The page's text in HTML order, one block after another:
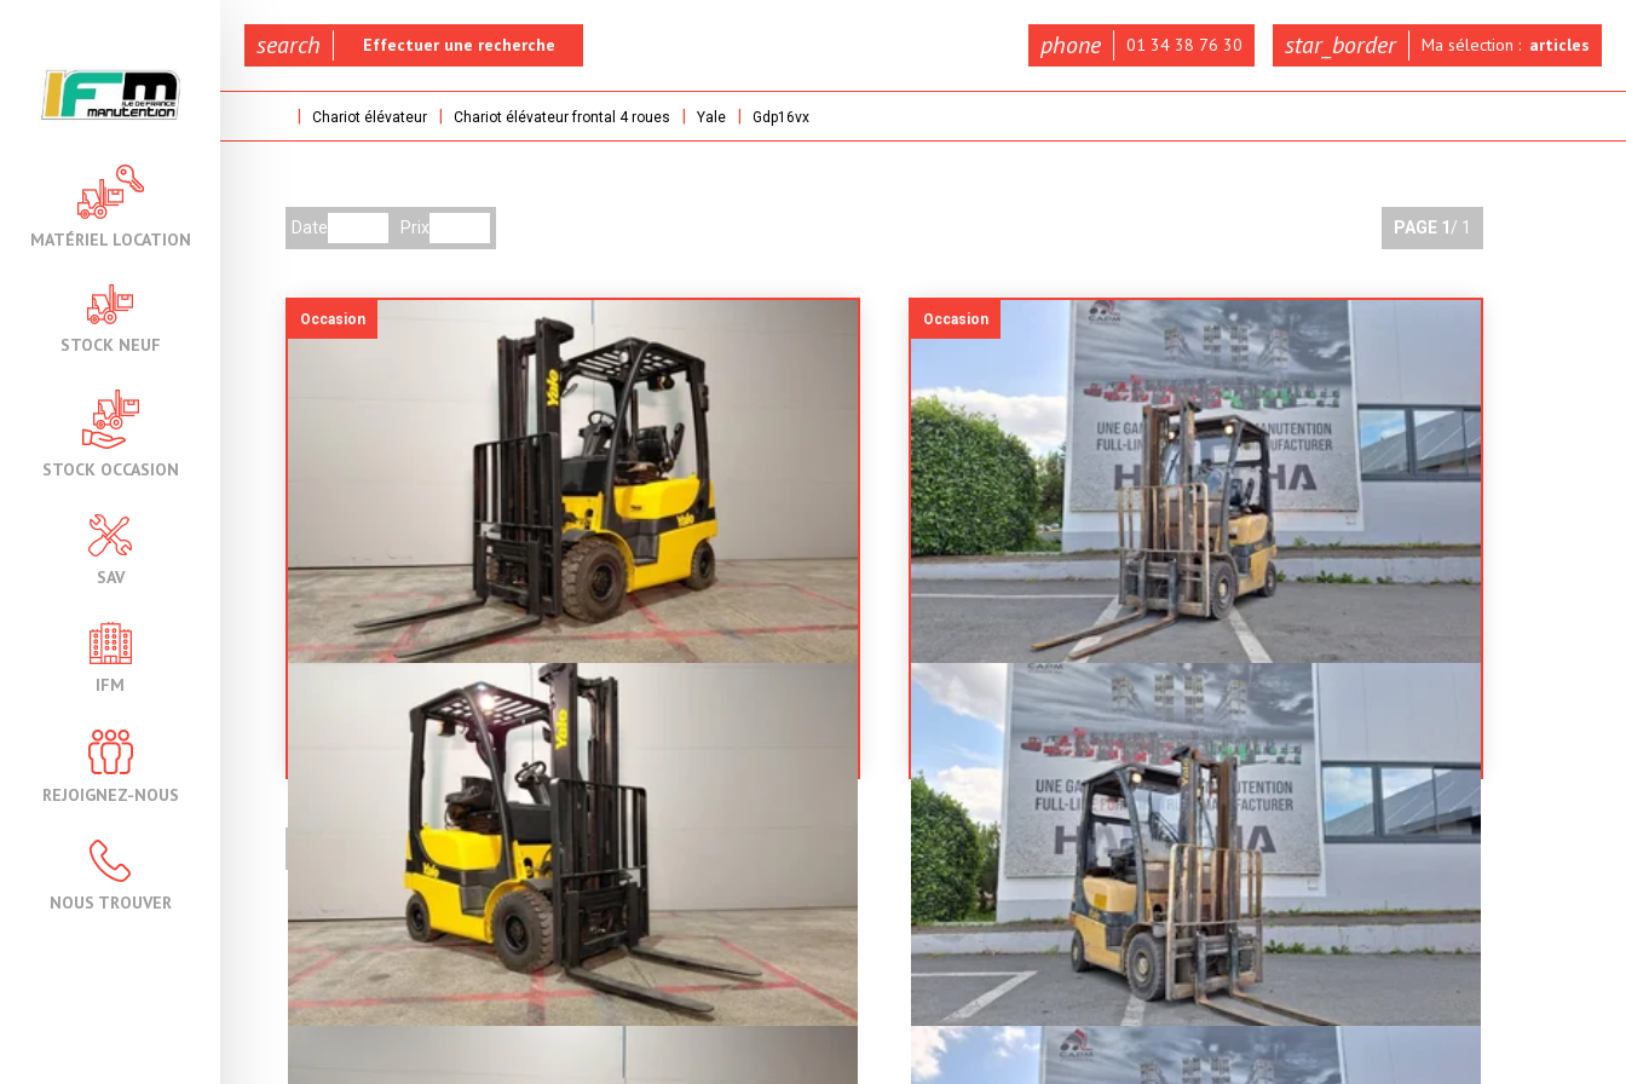
MATÉRIEL LOCATION
STOCK NEUF
STOCK OCCASION
SAV
IFM
REJOIGNEZ-NOUS
NOUS TROUVER
search Effectuer une recherche phone 01 34 38 76 30 star_border Ma sélection : articles
Chariot élévateur Chariot élévateur frontal 4 roues Yale Gdp16vx
Date Prix PAGE 1 / 1
Occasion
Chariot élévateur frontal 4 roues
YALEGDP16VX
Référence 19925
Énergie Diesel
Occasion
Chariot élévateur frontal 4 roues
YALEGDP16VX
Référence 19940
Énergie Diesel
6 800